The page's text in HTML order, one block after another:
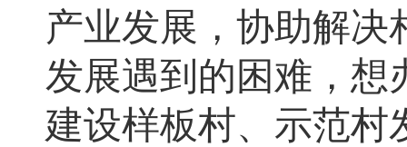
产业发展，协助解决
发展遇到的困难，想
建设样板村、示范村